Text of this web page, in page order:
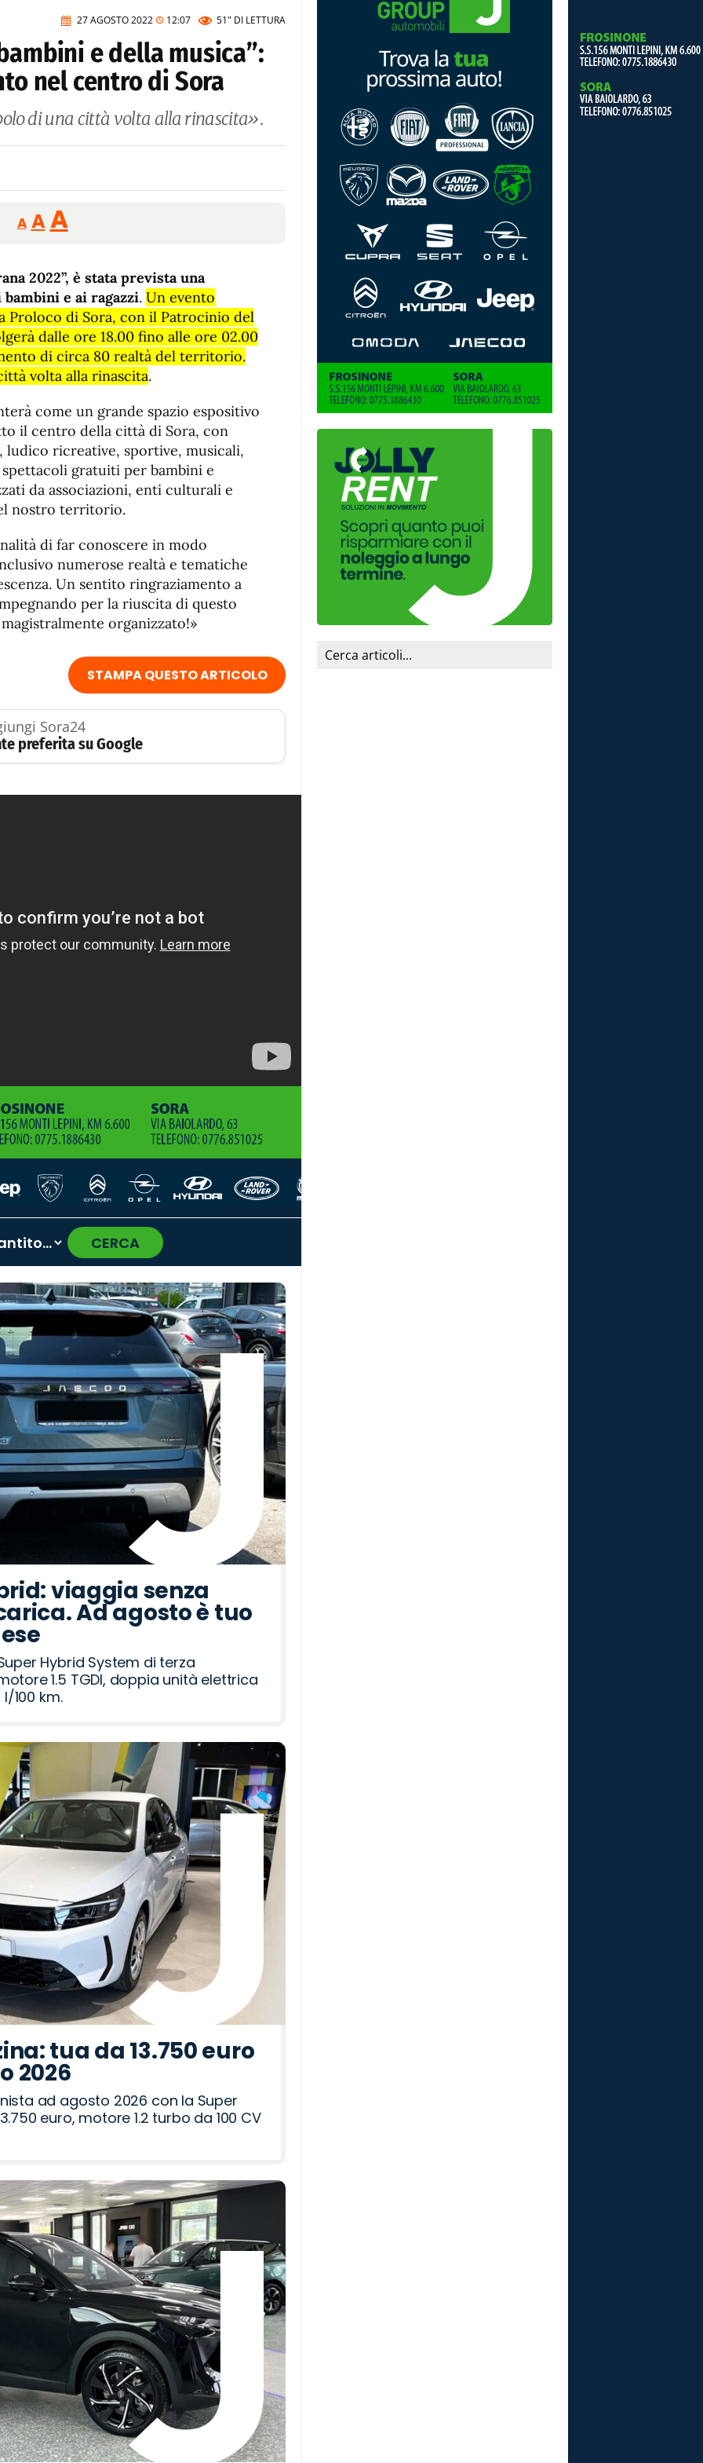
27 AGOSTO 2022 12:07 51" DI LETTURA
e della musica”:
nel centro di Sora
di una città volta alla rinascita».
A
Reducir
tamaño
A Restablecer
tamaño
de
fuente
AAumentar
de
fuente.
2022”, è stata prevista una
e ai ragazzi. Un evento
Proloco di Sora, con il Patrocinio del
dalle ore 18.00 fino alle ore 02.00
di circa 80 realtà del territorio.
volta alla rinascita.
come un grande spazio espositivo
il centro della città di Sora, con
ricreative, sportive, musicali,
gratuiti per bambini e
da associazioni, enti culturali e
nostro territorio.
di far conoscere in modo
numerose realtà e tematiche
Un sentito ringraziamento a
per la riuscita di questo
organizzato!»
STAMPA QUESTO ARTICOLO
Sora24
preferita su Google
CERCA
›
viaggia senza
Ad agosto è tuo
Hybrid System di terza
1.5 TGDI, doppia unità elettrica
100 km.
tua da 13.750 euro
2026
ad agosto 2026 con la Super
euro, motore 1.2 turbo da 100 CV